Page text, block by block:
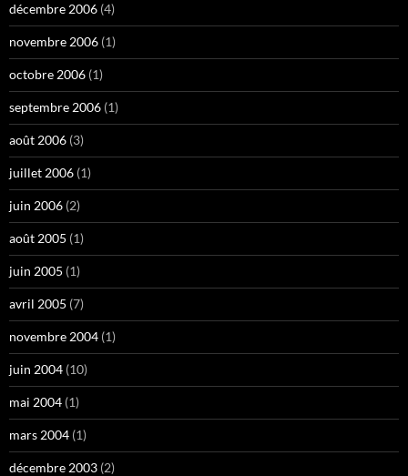
décembre 2006 (4)
novembre 2006 (1)
octobre 2006 (1)
septembre 2006 (1)
août 2006 (3)
juillet 2006 (1)
juin 2006 (2)
août 2005 (1)
juin 2005 (1)
avril 2005 (7)
novembre 2004 (1)
juin 2004 (10)
mai 2004 (1)
mars 2004 (1)
décembre 2003 (2)